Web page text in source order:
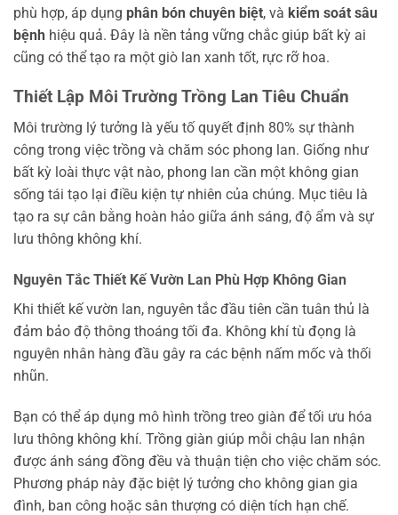
phù hợp, áp dụng phân bón chuyên biệt, và kiểm soát sâu
bệnh hiệu quả. Đây là nền tảng vững chắc giúp bất kỳ ai
cũng có thể tạo ra một giò lan xanh tốt, rực rỡ hoa.
Thiết Lập Môi Trường Trồng Lan Tiêu Chuẩn
Môi trường lý tưởng là yếu tố quyết định 80% sự thành
công trong việc trồng và chăm sóc phong lan. Giống như
bất kỳ loài thực vật nào, phong lan cần một không gian
sống tái tạo lại điều kiện tự nhiên của chúng. Mục tiêu là
tạo ra sự cân bằng hoàn hảo giữa ánh sáng, độ ẩm và sự
lưu thông không khí.
Nguyên Tắc Thiết Kế Vườn Lan Phù Hợp Không Gian
Khi thiết kế vườn lan, nguyên tắc đầu tiên cần tuân thủ là
đảm bảo độ thông thoáng tối đa. Không khí tù đọng là
nguyên nhân hàng đầu gây ra các bệnh nấm mốc và thối
nhũn.
Bạn có thể áp dụng mô hình trồng treo giàn để tối ưu hóa
lưu thông không khí. Trồng giàn giúp mỗi chậu lan nhận
được ánh sáng đồng đều và thuận tiện cho việc chăm sóc.
Phương pháp này đặc biệt lý tưởng cho không gian gia
đình, ban công hoặc sân thượng có diện tích hạn chế.